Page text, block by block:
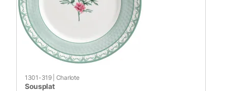
1301-319| Charlote
Sousplat